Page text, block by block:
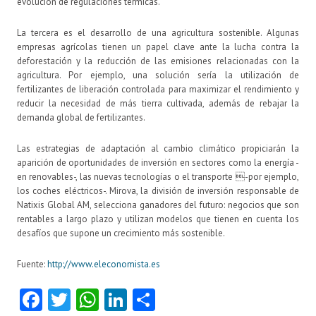
La tercera es el desarrollo de una agricultura sostenible. Algunas
empresas agrícolas tienen un papel clave ante la lucha contra la
deforestación y la reducción de las emisiones relacionadas con la
agricultura. Por ejemplo, una solución sería la utilización de
fertilizantes de liberación controlada para maximizar el rendimiento y
reducir la necesidad de más tierra cultivada, además de rebajar la
demanda global de fertilizantes.
Las estrategias de adaptación al cambio climático propiciarán la
aparición de oportunidades de inversión en sectores como la energía -
en renovables-, las nuevas tecnologías o el transporte -por ejemplo,
los coches eléctricos-. Mirova, la división de inversión responsable de
Natixis Global AM, selecciona ganadores del futuro: negocios que son
rentables a largo plazo y utilizan modelos que tienen en cuenta los
desafíos que supone un crecimiento más sostenible.
Fuente:http://www.eleconomista.es
Fa T W Li